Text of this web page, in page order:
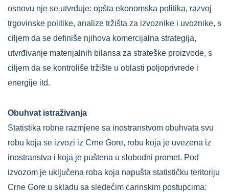
osnovu nje se utvrđuje: opšta ekonomska politika, razvoj
trgovinske politike, analize tržišta za izvoznike i uvoznike, s
ciljem da se definiše njihova komercijalna strategija,
utvrđivanje materijalnih bilansa za strateške proizvode, s
ciljem da se kontroliše tržište u oblasti poljoprivrede i
energije itd.
Obuhvat istraživanja
Statistika robne razmjene sa inostranstvom obuhvata svu
robu koja se izvozi iz Crne Gore, robu koja je uvezena iz
inostranstva i koja je puštena u slobodni promet. Pod
izvozom je uključena roba koja napušta statističku teritoriju
Crne Gore u skladu sa sledećim carinskim postupcima: